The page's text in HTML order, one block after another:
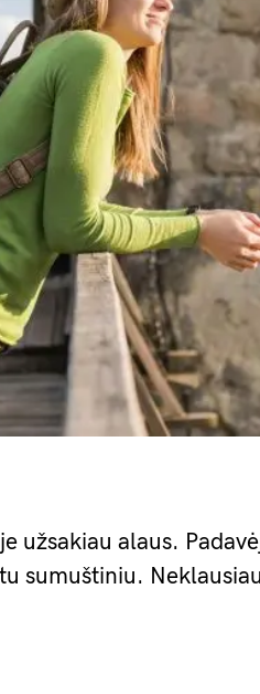
užsakiau alaus.
sumuštiniu.